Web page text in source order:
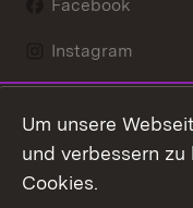
Facebook
Instagram
Social Wall
Youtube
Um unsere
und verbessern
Cookies.